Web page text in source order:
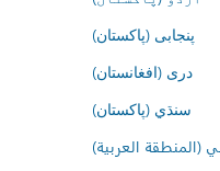
پنجابی (پاکستان)
درى (افغانستان)
سنڌي (پاکستان)
(المنطقة العربية)